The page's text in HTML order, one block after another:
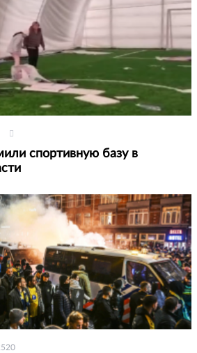
спортивную базу в